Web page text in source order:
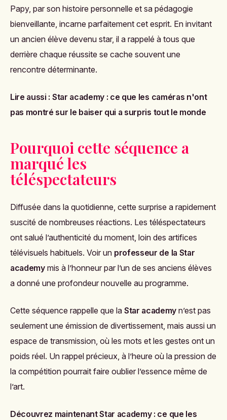
Papy, par son histoire personnelle et sa pédagogie
bienveillante, incarne parfaitement cet esprit. En invitant
un ancien élève devenu star, il a rappelé à tous que
derrière chaque réussite se cache souvent une
rencontre déterminante.
Lire aussi : Star academy : ce que les caméras n'ont
pas montré sur le baiser qui a surpris tout le monde
Pourquoi cette séquence a
marqué les
téléspectateurs
Diffusée dans la quotidienne, cette surprise a rapidement
suscité de nombreuses réactions. Les téléspectateurs
ont salué l’authenticité du moment, loin des artifices
télévisuels habituels. Voir un professeur de la Star
academymis à l’honneur par l’un de ses anciens élèves
a donné une profondeur nouvelle au programme.
Cette séquence rappelle que la Star academy n’est pas
seulement une émission de divertissement, mais aussi un
espace de transmission, où les mots et les gestes ont un
poids réel. Un rappel précieux, à l’heure où la pression de
la compétition pourrait faire oublier l’essence même de
l’art.
Découvrez maintenantStar academy : ce que les